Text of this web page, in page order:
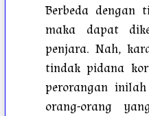
Berbeda dengan
maka dapat
penjara. Nah,
tindak pidana
perorangan
orang-orang